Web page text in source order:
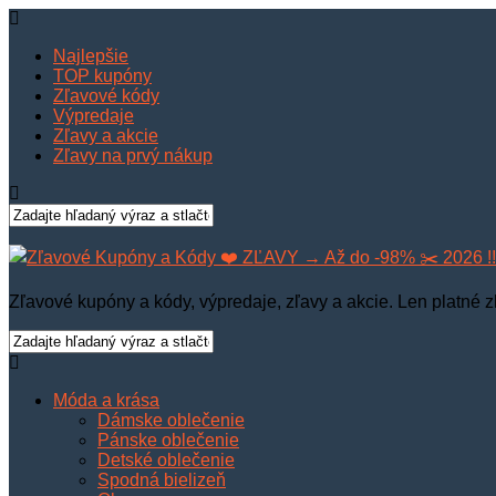
Najlepšie
TOP kupóny
Zľavové kódy
Výpredaje
Zľavy a akcie
Zľavy na prvý nákup
Zľavové kupóny a kódy, výpredaje, zľavy a akcie. Len platné
Móda a krása
Dámske oblečenie
Pánske oblečenie
Detské oblečenie
Spodná bielizeň